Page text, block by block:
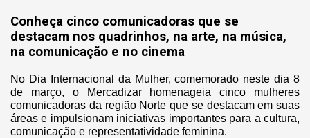
Conheça cinco comunicadoras que se
destacam nos quadrinhos, na arte, na música,
na comunicação e no cinema
No Dia Internacional da Mulher, comemorado neste dia 8
de março, o Mercadizar homenageia cinco mulheres
comunicadoras da região Norte que se destacam em suas
áreas e impulsionam iniciativas importantes para a cultura,
comunicação e representatividade feminina.